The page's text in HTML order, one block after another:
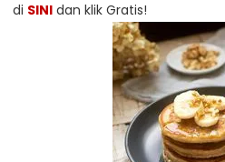
di SINI dan klik Gratis!